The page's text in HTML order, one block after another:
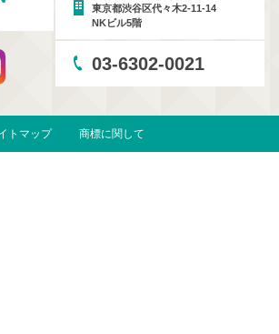
東京都渋谷区代々木2-11-14
NKビル5階
03-6302-0021
トマップ 商標に関して